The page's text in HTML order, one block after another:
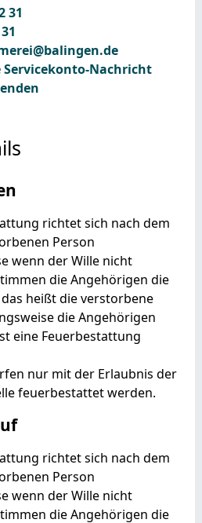
31
31
Servicekonto-Nachricht
richtet sich nach dem
Person
wenn der Wille nicht
die Angehörigen die
heißt die verstorbene
die Angehörigen
eine Feuerbestattung
nur mit der Erlaubnis der
feuerbestattet werden.
richtet sich nach dem
Person
wenn der Wille nicht
die Angehörigen die